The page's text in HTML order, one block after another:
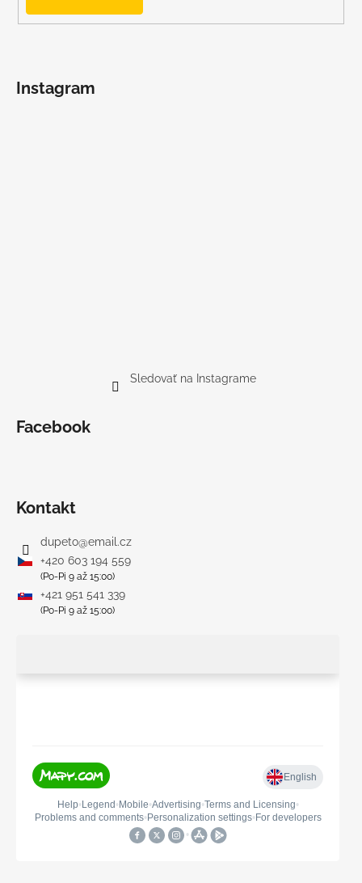
Instagram
Sledovať na Instagrame
Facebook
Kontakt
dupeto@email.cz
+420 603 194 559
(Po-Pi 9 až 15:00)
+421 951 541 339
(Po-Pi 9 až 15:00)